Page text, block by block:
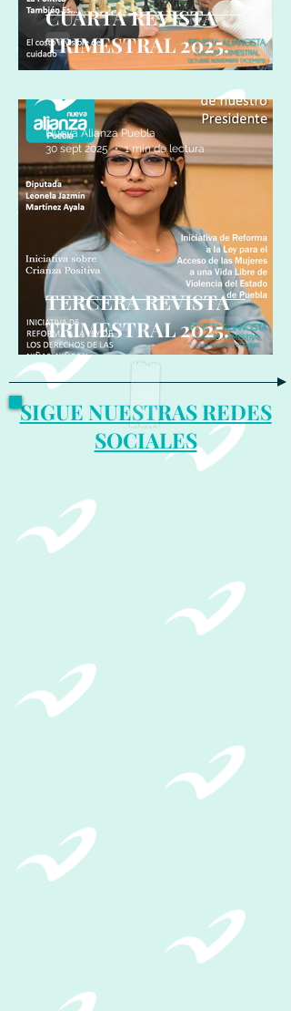
CUARTA REVISTA
TRIMESTRAL 2025.
TERCERA REVISTA
TRIMESTRAL 2025.
Nueva Alianza Puebla
30 sept 2025
1 min de lectura
SIGUE NUESTRAS REDES
SOCIALES